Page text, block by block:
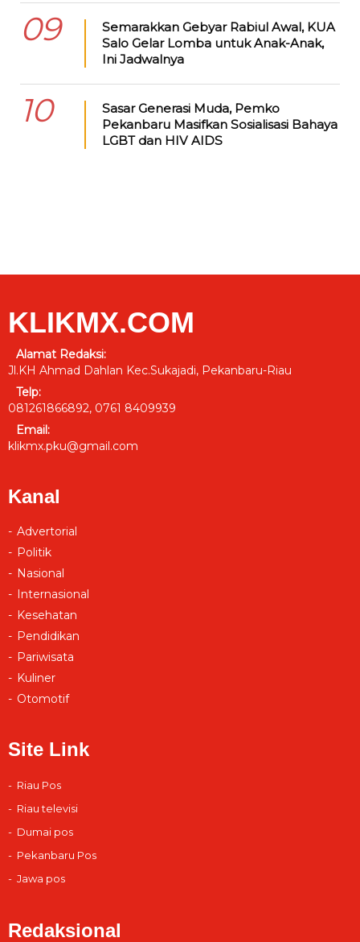
09
Semarakkan Gebyar Rabiul Awal, KUA
Salo Gelar Lomba untuk Anak-Anak,
Ini Jadwalnya
10
Sasar Generasi Muda, Pemko
Pekanbaru Masifkan Sosialisasi Bahaya
LGBT dan HIV AIDS
KLIKMX.COM
Alamat Redaksi:
Jl.KH Ahmad Dahlan Kec.Sukajadi, Pekanbaru-Riau
Telp:
081261866892, 0761 8409939
Email:
klikmx.pku@gmail.com
Kanal
Advertorial
Politik
Nasional
Internasional
Kesehatan
Pendidikan
Pariwisata
Kuliner
Otomotif
Site Link
Riau Pos
Riau televisi
Dumai pos
Pekanbaru Pos
Jawa pos
Redaksional